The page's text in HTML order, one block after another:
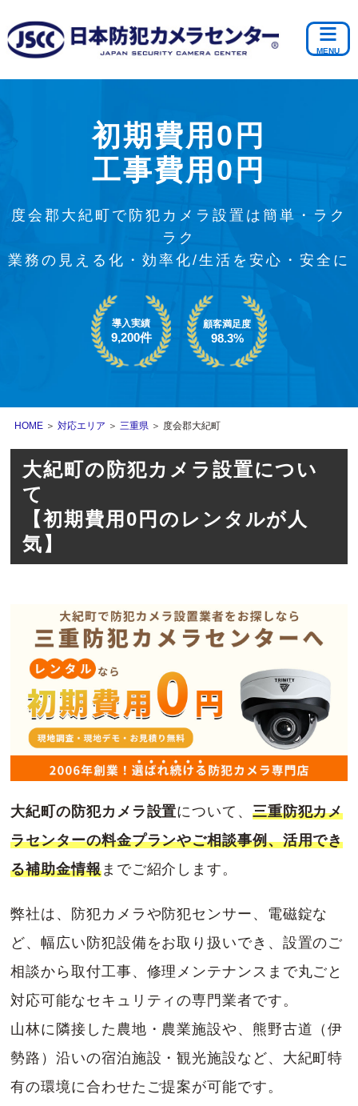
初期費用0円
工事費用0円
度会郡大紀町で防犯カメラ設置は簡単・ラク
ラク
業務の見える化・効率化/生活を安心・安全に
導入実績
9,200件
顧客満足度
98.3%
HOME ＞対応エリア ＞三重県 ＞ 度会郡大紀町
大紀町の防犯カメラ設置につい
て
【初期費用0円のレンタルが人
気】
大紀町の防犯カメラ設置について、 三重防犯カメ
ラセンターの料金プランやご相談事例、活用でき
る補助金情報までご紹介します。
弊社は、防犯カメラや防犯センサー、電磁錠な
ど、幅広い防犯設備をお取り扱いでき、設置のご
相談から取付工事、修理メンテナンスまで丸ごと
対応可能なセキュリティの専門業者です。
山林に隣接した農地・農業施設や、熊野古道（伊
勢路）沿いの宿泊施設・観光施設など、大紀町特
有の環境に合わせたご提案が可能です。